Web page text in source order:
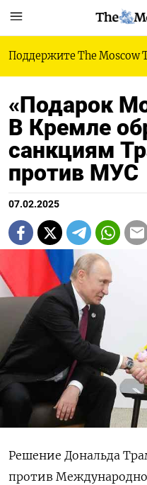
Поддержите The Moscow
«Подарок
В Кремле
санкциям
против МУС
07.02.2025
Решение Дональда
против